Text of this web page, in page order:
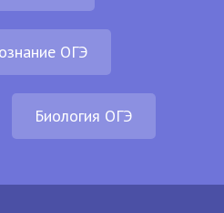
ОГЭ
Биология ОГЭ